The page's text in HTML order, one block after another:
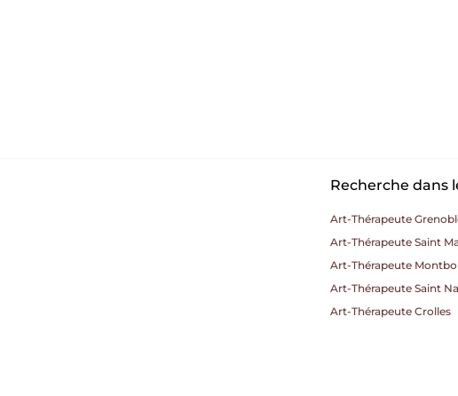
Recherche dans
Art-Thérapeute
Art-Thérapeute Saint
Art-Thérapeute
Art-Thérapeute Saint
Art-Thérapeute Crolles